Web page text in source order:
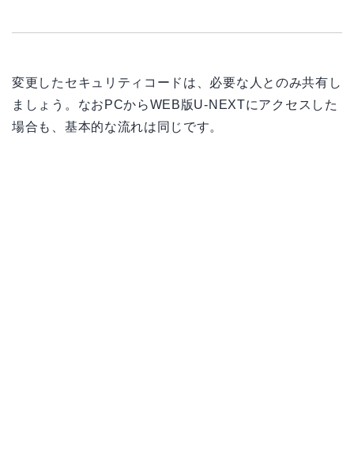
変更したセキュリティコードは、必要な人とのみ共有し
ましょう。なおPCからWEB版U-NEXTにアクセスした
場合も、基本的な流れは同じです。